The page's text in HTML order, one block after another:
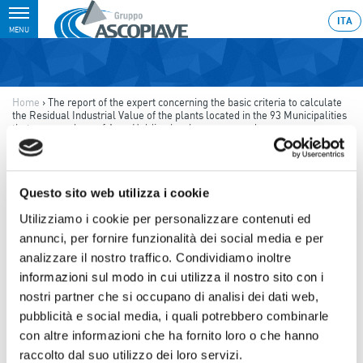
Questo sito web utilizza i cookie
Utilizziamo i cookie per personalizzare contenuti ed
annunci, per fornire funzionalità dei social media e per
analizzare il nostro traffico. Condividiamo inoltre
informazioni sul modo in cui utilizza il nostro sito con i
nostri partner che si occupano di analisi dei dati web,
pubblicità e social media, i quali potrebbero combinarle
con altre informazioni che ha fornito loro o che hanno
raccolto dal suo utilizzo dei loro servizi.
Toggle
navigation
MENU
ITA
Home ›The report of the expert concerning the basic criteria to calculate
the Residual Industrial Value of the plants located in the 93 Municipalities
that are members of Asco Holding has been approved
Last update: 2011/12/02 23:58
02.12.2011
THE REPORT OF THE EXPERT
CONCERNING THE BASIC
CRITERIA TO CALCULATE THE
RESIDUAL INDUSTRIAL VALUE
OF THE PLANTS LOCATED IN